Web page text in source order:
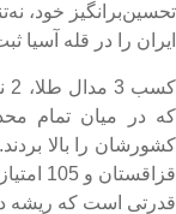
خود،
را در قله آسیا
در میان تمام
است که ریشه در